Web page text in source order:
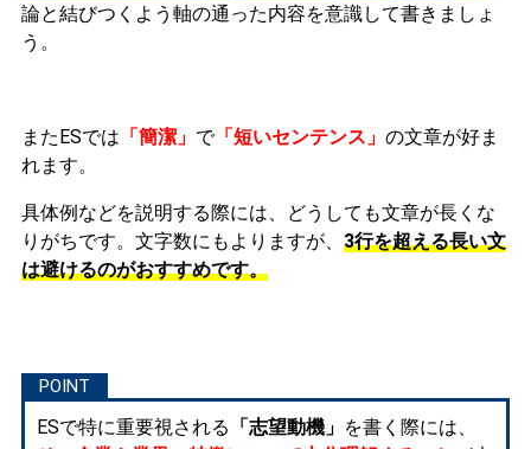
論と結びつくよう軸の通った内容を意識して書きましょ
う。
またESでは 「簡潔」 で「短いセンテンス」 の文章が好ま
れます。
具体例などを説明する際には、どうしても文章が長くな
りがちです。文字数にもよりますが、 3行を超える長い文
は避けるのがおすすめです。
ESで特に重要視される 「志望動機」 を書く際には、